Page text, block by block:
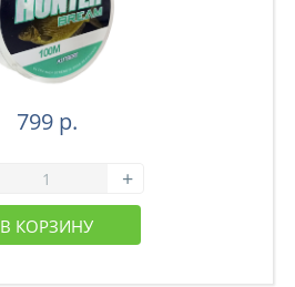
799 р.
+
В КОРЗИНУ